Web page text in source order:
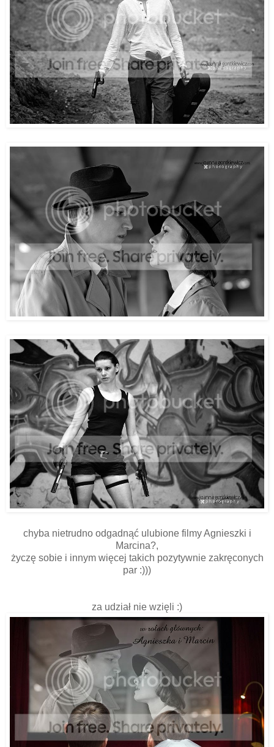
chyba nietrudno odgadnąć ulubione filmy Agnieszki i
Marcina?,
życzę sobie i innym więcej takich pozytywnie zakręconych
par :)))
za udział nie wzięli :)